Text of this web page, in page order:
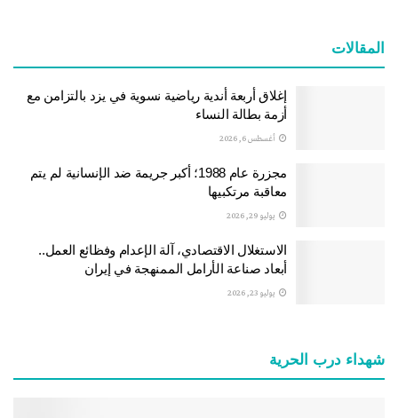
المقالات
إغلاق أربعة أندية رياضية نسوية في يزد بالتزامن مع
أزمة بطالة النساء
أغسطس 6, 2026
مجزرة عام 1988؛ أكبر جريمة ضد الإنسانية لم يتم
معاقبة مرتكبيها
يوليو 29, 2026
الاستغلال الاقتصادي، آلة الإعدام وفظائع العمل..
أبعاد صناعة الأرامل الممنهجة في إيران
يوليو 23, 2026
شهداء درب الحرية